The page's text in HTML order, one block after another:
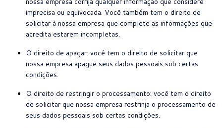
imprecisa ou equivocada. Você também tem o direito de
solicitar à nossa empresa que complete as informações que
acredita estarem incompletas.
O direito de apagar: você tem o direito de solicitar que
nossa empresa apague seus dados pessoais sob certas
condições.
O direito de restringir o processamento: você tem o direito
de solicitar que nossa empresa restrinja o processamento de
seus dados pessoais sob certas condições.